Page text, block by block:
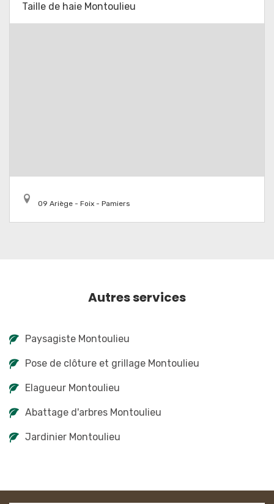
Taille de haie Montoulieu
09 Ariège - Foix - Pamiers
Autres services
Paysagiste Montoulieu
Pose de clôture et grillage Montoulieu
Elagueur Montoulieu
Abattage d'arbres Montoulieu
Jardinier Montoulieu